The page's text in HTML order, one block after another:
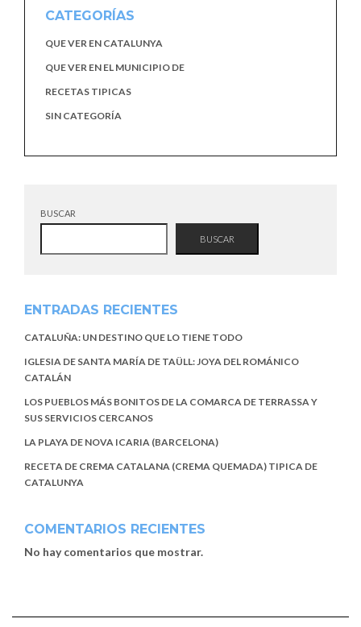
CATEGORÍAS
QUE VER EN CATALUNYA
QUE VER EN EL MUNICIPIO DE
RECETAS TIPICAS
SIN CATEGORÍA
BUSCAR
BUSCAR
ENTRADAS RECIENTES
CATALUÑA: UN DESTINO QUE LO TIENE TODO
IGLESIA DE SANTA MARÍA DE TAÜLL: JOYA DEL ROMÁNICO
CATALÁN
LOS PUEBLOS MÁS BONITOS DE LA COMARCA DE TERRASSA Y
SUS SERVICIOS CERCANOS
LA PLAYA DE NOVA ICARIA (BARCELONA)
RECETA DE CREMA CATALANA (CREMA QUEMADA) TIPICA DE
CATALUNYA
COMENTARIOS RECIENTES
No hay comentarios que mostrar.